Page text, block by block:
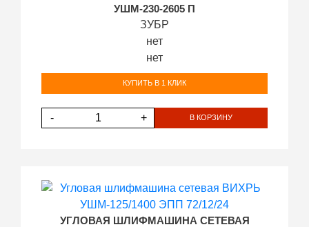
УШМ-230-2605 П
ЗУБР
нет
нет
КУПИТЬ В 1 КЛИК
- + В КОРЗИНУ
УГЛОВАЯ ШЛИФМАШИНА СЕТЕВАЯ